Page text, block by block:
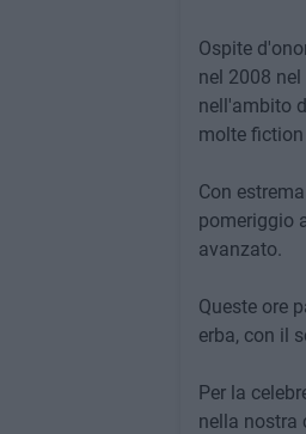
Ospite
nel 2008
nell'ambito
molte fiction
Con
pomeriggio
avanzato.
Queste ore
erba, con il
Per la
nella nostra